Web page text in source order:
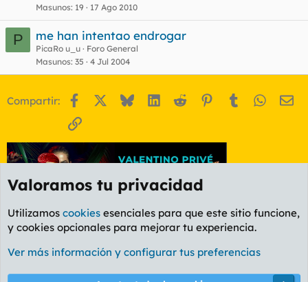
Masunos 19 17 Ago 2010
P me han intentao endrogar
PicaRo u_u
Foro General
Masunos 35 4 Jul 2004
Compartir: Facebook BlueskyLinkedIn
Reddit Pinterest
Tumblr
Enlace
Foro General
Español (ES)
Valoramos tu privacidad
Utilizamos cookies esenciales para que este sitio funcione,
y cookies opcionales para mejorar tu experiencia.
Ver más información y configurar tus preferencias